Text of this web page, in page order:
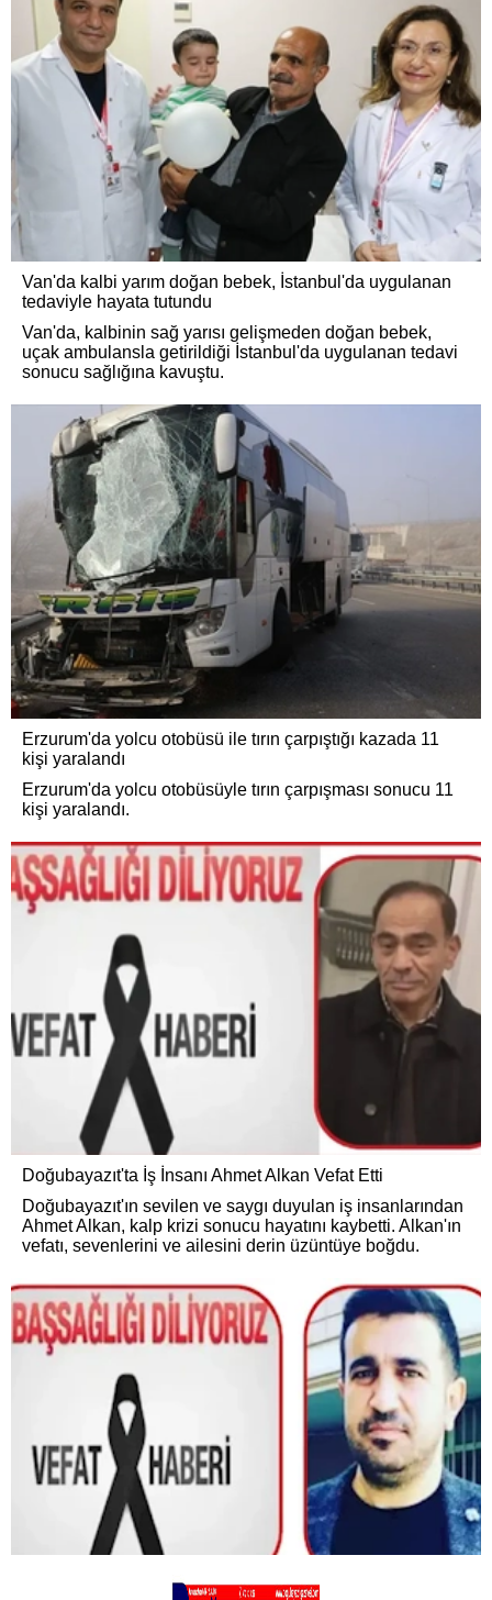
Van'da kalbi yarım doğan bebek, İstanbul'da uygulanan
tedaviyle hayata tutundu
Van'da, kalbinin sağ yarısı gelişmeden doğan bebek,
uçak ambulansla getirildiği İstanbul'da uygulanan tedavi
sonucu sağlığına kavuştu.
Erzurum'da yolcu otobüsü ile tırın çarpıştığı kazada 11
kişi yaralandı
Erzurum'da yolcu otobüsüyle tırın çarpışması sonucu 11
kişi yaralandı.
Doğubayazıt'ta İş İnsanı Ahmet Alkan Vefat Etti
Doğubayazıt'ın sevilen ve saygı duyulan iş insanlarından
Ahmet Alkan, kalp krizi sonucu hayatını kaybetti. Alkan'ın
vefatı, sevenlerini ve ailesini derin üzüntüye boğdu.